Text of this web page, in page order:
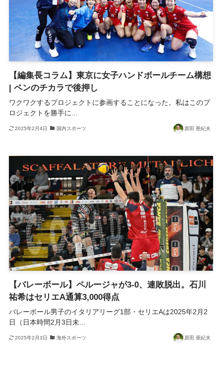
【編集長コラム】東京に女子ハンドボールチーム構想
| ペンのチカラで後押し
ワクワクするプロジェクトに参画することになった。私はこのプ
ロジェクトを勝手に...
2025年2月4日 国内スポーツ 原田 亜紀夫
【バレーボール】ペルージャが3-0、連敗脱出。石川
祐希はセリエA通算3,000得点
バレーボール男子のイタリアリーグ1部・セリエAは2025年2月2
日（日本時間2月3日未...
2025年2月3日 海外スポーツ 原田 亜紀夫